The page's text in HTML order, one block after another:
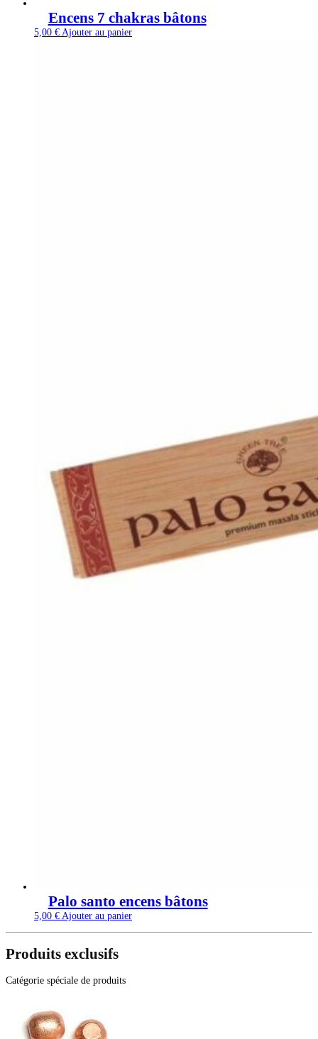
Encens 7 chakras bâtons
5,00 € Ajouter au panier
Palo santo encens bâtons
5,00 € Ajouter au panier
Produits exclusifs
Catégorie spéciale de produits